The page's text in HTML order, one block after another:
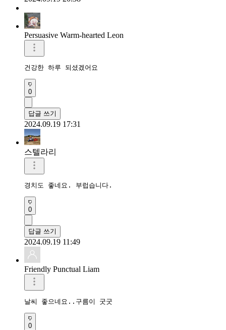
Persuasive Warm-hearted Leon
건강한 하루 되셨겠어요
0
답글 쓰기
2024.09.19 17:31
스텔라리
경치도 좋네요. 부럽습니다.
0
답글 쓰기
2024.09.19 11:49
Friendly Punctual Liam
날씨 좋으네요..구름이 굿굿
0